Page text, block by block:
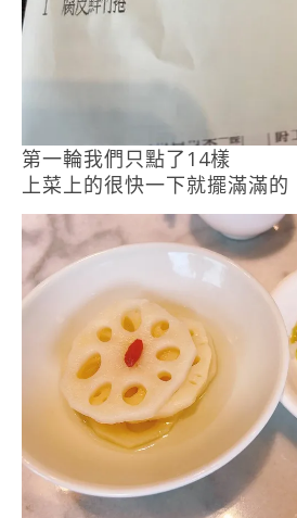
第一輪我們只點了14樣
上菜上的很快一下就擺滿滿的